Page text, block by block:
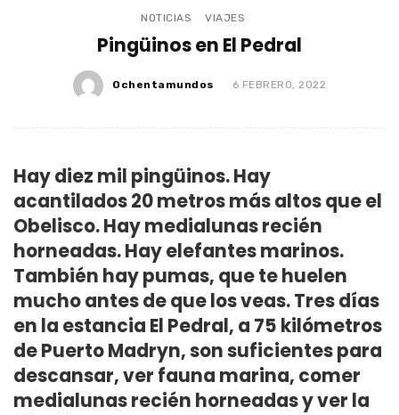
NOTICIAS VIAJES
Pingüinos en El Pedral
Ochentamundos 6 FEBRERO, 2022
Hay diez mil pingüinos. Hay
acantilados 20 metros más altos que el
Obelisco. Hay medialunas recién
horneadas. Hay elefantes marinos.
También hay pumas, que te huelen
mucho antes de que los veas. Tres días
en la estancia El Pedral, a 75 kilómetros
de Puerto Madryn, son suficientes para
descansar, ver fauna marina, comer
medialunas recién horneadas y ver la